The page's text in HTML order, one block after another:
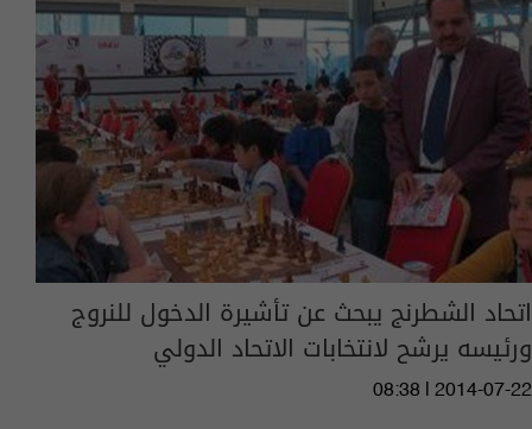
اتحاد الشطرنج يبحث عن تأشيرة الدخول للنروج
ورئيسه يرشح لانتخابات الاتحاد الدولي
08:38 | 2014-07-22